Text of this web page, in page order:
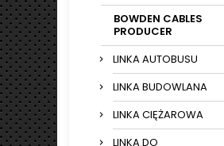
BOWDEN CABLES
PRODUCER
LINKA AUTOBUSU
LINKA BUDOWLANA
LINKA CIĘŻAROWA
LINKA DO